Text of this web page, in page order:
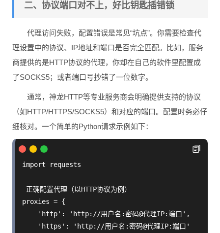
二、协议端口对不上，好比钥匙插错锁
代理访问失败，配置错误是常见“坑点”。你需要检查代
理设置中的协议、IP地址和端口是否完全匹配。比如，服务
商提供的是HTTP协议的代理，你却在自己的软件里配置成
了SOCKS5；或者端口号抄错了一位数字。
通常，神龙HTTP等专业服务商会明确提供支持的协议
（如HTTP/HTTPS/SOCKS5）和对应的端口。配置时务必仔
细核对。一个简单的Python请求示例如下：
import requests
正确配置代理（以HTTP协议为例）
proxies = {
    'http': 'http://用户名:密码@代理IP:端口',
    'https': 'http://用户名:密码@代理IP:端口'